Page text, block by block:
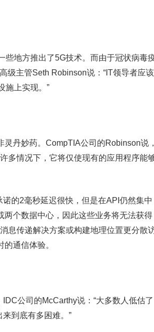
些地方推出了5G技术。而由于冠状病毒
级主管Seth Robinson说：“IT领导者应该
施上实现。”
灵丹妙药。CompTIA公司的Robinson说
多情况下，它将仅使现有的应用程序能
的2毫秒延迟很快，但是在API仍然集中
两个数据中心，因此这些业务将无法获得
息传递解决方案或构建地理位置更分散
通信体验。
公司的McCarthy说：“大多数人低估了
到底有多困难。”